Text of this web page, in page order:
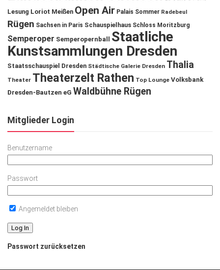
Lesung Loriot Meißen Open Air Palais Sommer Radebeul
Rügen Sachsen in Paris Schauspielhaus Schloss Moritzburg
Semperoper Semperopernball
Staatliche
Kunstsammlungen Dresden
Staatsschauspiel Dresden Städtische Galerie Dresden Thalia
Theater Theaterzelt Rathen Top Lounge Volksbank
Dresden-Bautzen eG Waldbühne Rügen
Mitglieder Login
Benutzername
Passwort
Angemeldet bleiben
Passwort zurücksetzen